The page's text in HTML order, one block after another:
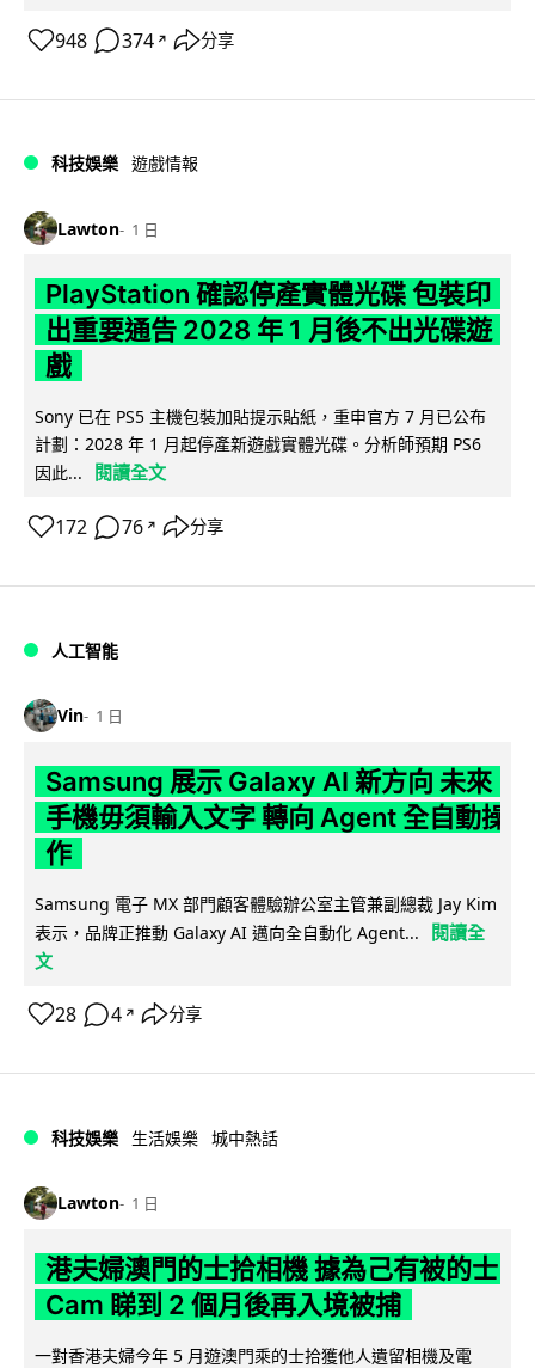
948 374 ↗ 分享
科技娛樂 遊戲情報
Lawton 1 日
PlayStation 確認停產實體光碟 包裝印
出重要通告 2028 年 1 月後不出光碟遊
戲
Sony 已在 PS5 主機包裝加貼提示貼紙，重申官方 7 月已公布
計劃：2028 年 1 月起停產新遊戲實體光碟。分析師預期 PS6
因此...
閱讀全文
172 76 ↗ 分享
人工智能
Vin 1 日
Samsung 展示 Galaxy AI 新方向 未來
手機毋須輸入文字 轉向 Agent 全自動操
作
Samsung 電子 MX 部門顧客體驗辦公室主管兼副總裁 Jay Kim
表示，品牌正推動 Galaxy AI 邁向全自動化 Agent...
閱讀全
文
28 4 ↗ 分享
科技娛樂 生活娛樂 城中熱話
Lawton 1 日
港夫婦澳門的士拾相機 據為己有被的士
Cam 睇到 2 個月後再入境被捕
一對香港夫婦今年 5 月遊澳門乘的士拾獲他人遺留相機及電